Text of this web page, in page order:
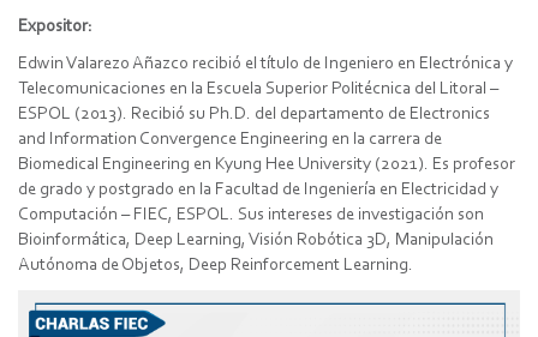
Expositor:
Edwin Valarezo Añazco recibió el título de Ingeniero en Electrónica y
Telecomunicaciones en la Escuela Superior Politécnica del Litoral –
ESPOL (2013). Recibió su Ph.D. del departamento de Electronics
and Information Convergence Engineering en la carrera de
Biomedical Engineering en Kyung Hee University (2021). Es profesor
de grado y postgrado en la Facultad de Ingeniería en Electricidad y
Computación – FIEC, ESPOL. Sus intereses de investigación son
Bioinformática, Deep Learning, Visión Robótica 3D, Manipulación
Autónoma de Objetos, Deep Reinforcement Learning.